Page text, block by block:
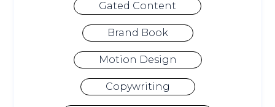
Gated Content
Brand Book
Motion Design
Copywriting